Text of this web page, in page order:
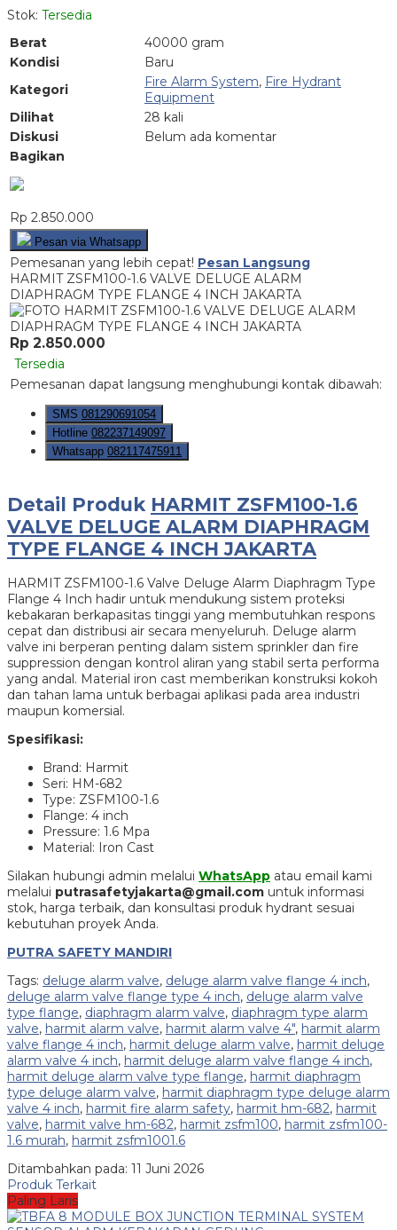
Stok: Tersedia
Berat
40000 gram
Kondisi
Baru
Kategori
Fire Alarm System, Fire Hydrant
Equipment
Dilihat
28 kali
Diskusi
Belum ada komentar
Bagikan
Rp 2.850.000
Pesan via Whatsapp
Pemesanan yang lebih cepat! Pesan Langsung
HARMIT ZSFM100-1.6 VALVE DELUGE ALARM
DIAPHRAGM TYPE FLANGE 4 INCH JAKARTA
Rp 2.850.000
Tersedia
Pemesanan dapat langsung menghubungi kontak dibawah:
SMS 081290691054
Hotline 082237149097
Whatsapp 082117475911
Detail Produk HARMIT ZSFM100-1.6
VALVE DELUGE ALARM DIAPHRAGM
TYPE FLANGE 4 INCH JAKARTA
HARMIT ZSFM100-1.6 Valve Deluge Alarm Diaphragm Type
Flange 4 Inch hadir untuk mendukung sistem proteksi
kebakaran berkapasitas tinggi yang membutuhkan respons
cepat dan distribusi air secara menyeluruh. Deluge alarm
valve ini berperan penting dalam sistem sprinkler dan fire
suppression dengan kontrol aliran yang stabil serta performa
yang andal. Material iron cast memberikan konstruksi kokoh
dan tahan lama untuk berbagai aplikasi pada area industri
maupun komersial.
Spesifikasi:
Brand: Harmit
Seri: HM-682
Type: ZSFM100-1.6
Flange: 4 inch
Pressure: 1.6 Mpa
Material: Iron Cast
Silakan hubungi admin melalui WhatsApp atau email kami
melalui putrasafetyjakarta@gmail.com untuk informasi
stok, harga terbaik, dan konsultasi produk hydrant sesuai
kebutuhan proyek Anda.
PUTRA SAFETY MANDIRI
Tags: deluge alarm valve, deluge alarm valve flange 4 inch,
deluge alarm valve flange type 4 inch, deluge alarm valve
type flange, diaphragm alarm valve, diaphragm type alarm
valve, harmit alarm valve, harmit alarm valve 4", harmit alarm
valve flange 4 inch, harmit deluge alarm valve, harmit deluge
alarm valve 4 inch, harmit deluge alarm valve flange 4 inch,
harmit deluge alarm valve type flange, harmit diaphragm
type deluge alarm valve, harmit diaphragm type deluge alarm
valve 4 inch, harmit fire alarm safety, harmit hm-682, harmit
valve, harmit valve hm-682, harmit zsfm100, harmit zsfm100-
1.6 murah, harmit zsfm1001.6
Ditambahkan pada: 11 Juni 2026
Produk Terkait
Paling Laris